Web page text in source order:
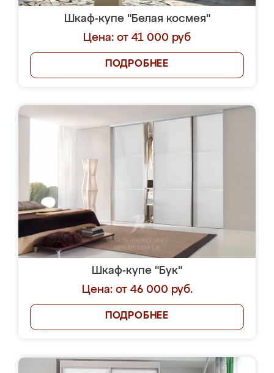
Шкаф-купе "Белая космея"
Цена: от 41 000 руб
ПОДРОБНЕЕ
Шкаф-купе "Бук"
Цена: от 46 000 руб.
ПОДРОБНЕЕ